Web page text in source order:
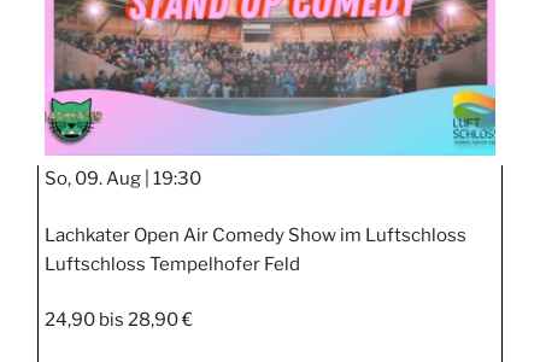
So, 09. Aug | 19:30
Lachkater Open Air Comedy Show im Luftschloss
Luftschloss Tempelhofer Feld
24,90 bis 28,90 €